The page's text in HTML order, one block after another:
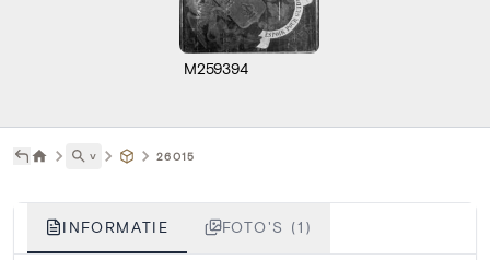
M259394
˅ 26015
INFORMATIE FOTO'S (1)